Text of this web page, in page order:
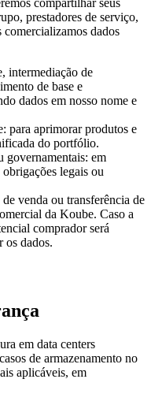
compartilhar seus
prestadores de serviço,
comercializamos dados
intermediação de
de base e
dados em nosso nome e
para aprimorar produtos e
do portfólio.
governamentais: em
legais ou
venda ou transferência de
da Koube. Caso a
comprador será
os dados.
em data centers
de armazenamento no
aplicáveis, em